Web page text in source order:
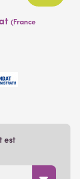
(France
est